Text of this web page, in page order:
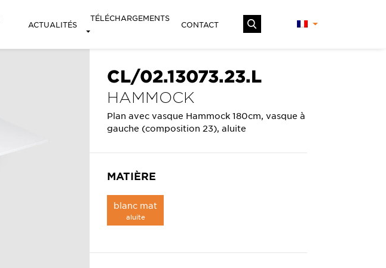
ACTUALITÉS
TÉLÉCHARGEMENTS
CONTACT
CL/02.13073.23.L
HAMMOCK
Plan avec vasque Hammock 180cm, vasque à
gauche (composition 23), aluite
MATIÈRE
blanc mat
aluite